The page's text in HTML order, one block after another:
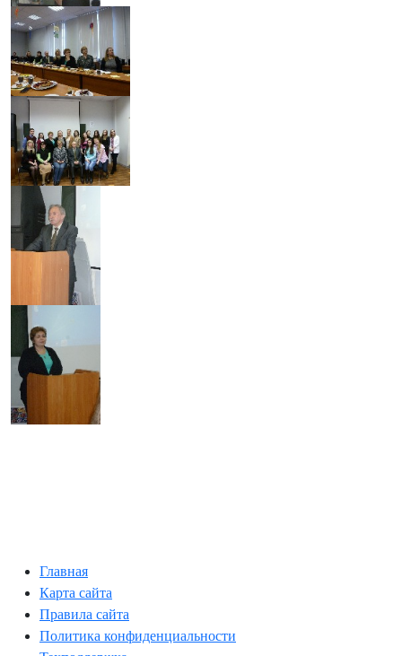
Главная
Карта сайта
Правила сайта
Политика конфиденциальности